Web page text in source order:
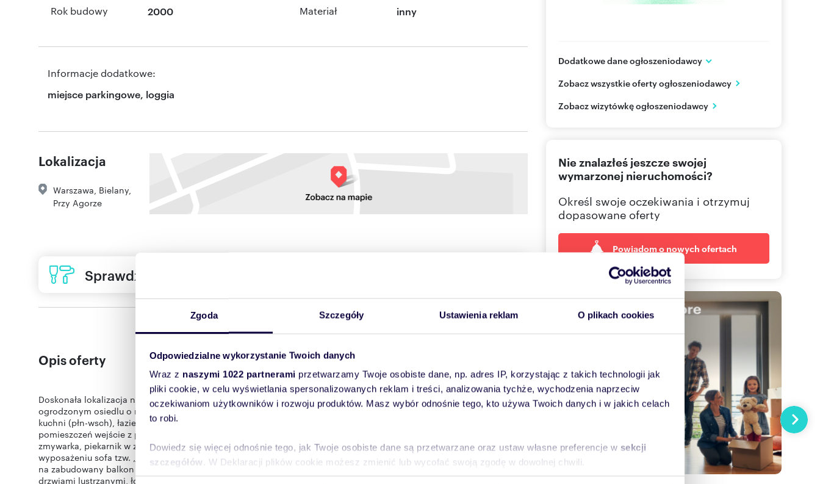
Zgoda Szczegóły Ustawienia reklam O plikach cookies
Odpowiedzialne wykorzystanie Twoich danych
Wraz z naszymi 1022 partnerami przetwarzamy Twoje osobiste dane, np. adres IP, korzystając z takich technologii jak
pliki cookie, w celu wyświetlania spersonalizowanych reklam i treści, analizowania tychże, wychodzenia naprzeciw
oczekiwaniom użytkowników i rozwoju produktów. Masz wybór odnośnie tego, kto używa Twoich danych i w jakich celach
to robi.
Dowiedz się więcej odnośnie tego, jak Twoje osobiste dane są przetwarzane oraz ustaw własne preferencje w sekcji
szczegółów . W Deklaracji plików cookie możesz zmienić lub wycofać swoją zgodę w dowolnej chwili.
Rok budowy 2000 Materiał inny
Informacje dodatkowe:
miejsce parkingowe, loggia
Lokalizacja
Warszawa, Bielany,
Przy Agorze
Sprawdź ofertę usług remontowych
Opis oferty
Doskonała lokalizacja na warszawskich Bielanach. Mieszkanie o pow. 51,4m2 znajduje się na kameralnym,
ogrodzonym osiedlu o niskiej zabudowie. Piętro 3/3 (bez windy). Składa się z dwóch oddzielnych pokoi (płd-wsch),
kuchni (płn-wsch), łazienki z WC i przedpokoju. Mieszkanie jest bardzo ustawne i rozkładowe, do wszystkich
pomieszczeń wejście z przedpokoju. Kuchnia - 11m2 umeblowana i w pełni wyposażona - m.in. duża lodówka,
zmywarka, piekarnik w zabudowie, płyta indukcyjna, z wyodrębnionym miejscem na jadalnię. Salon - ok. 20m2, na
wyposażeniu sofa tzw. „L” z funkcją spania, stół gościnny z krzesłami, stolik kawowy, szafka RTV z TV. Z salonu wyjście
na zabudowany balkon typu loggia o pow. ok 4m2. Sypialnia - 13m2, na wyposażeniu duża, funkcjonalna szafa z
drzwiami lustrzanymi, łóżko sypialne 140x200 z materacem oraz szafka nocna. Łazienka - ok. 3,5m2, na wyposażeniu
Dodatkowe dane ogłoszeniodawcy
Warszawa
PL
22 627 Pokaż telefon
Zobacz wszystkie oferty ogłoszeniodawcy
Zobacz wizytówkę ogłoszeniodawcy
Nie znalazłeś jeszcze swojej
wymarzonej nieruchomości?
Określ swoje oczekiwania i otrzymuj
dopasowane oferty
Powiadom o nowych ofertach